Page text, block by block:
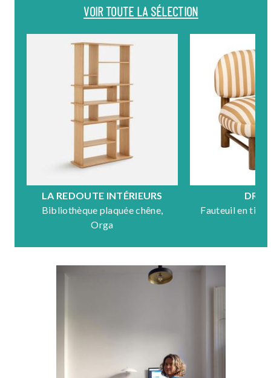
VOIR TOUTE LA SÉLECTION
LA REDOUTE INTÉRIEURS
Bibliothèque plaquée chêne,
Orga
Fauteuil en